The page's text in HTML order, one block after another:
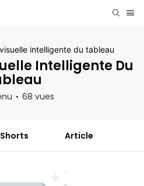
intelligente du tableau
Intelligente Du
68 vues
Shorts Article